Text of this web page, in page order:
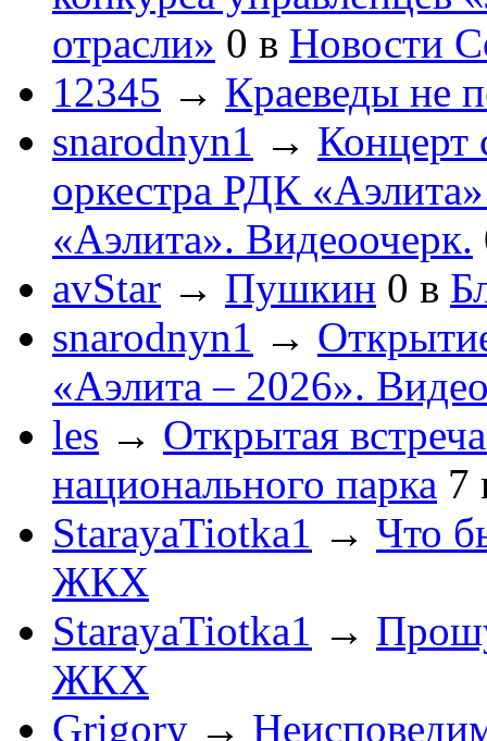
отрасли» 0 в Новости
12345 → Краеведы не
snarodnyn1 → Концерт
оркестра РДК
«Аэлита». Видеоочерк.
avStar → Пушкин 0 в
snarodnyn1 →
«Аэлита – 2026».
les → Открытая
национального парка 7
StarayaTiotka1 → Что
ЖКХ
StarayaTiotka1 →
ЖКХ
Grigory →